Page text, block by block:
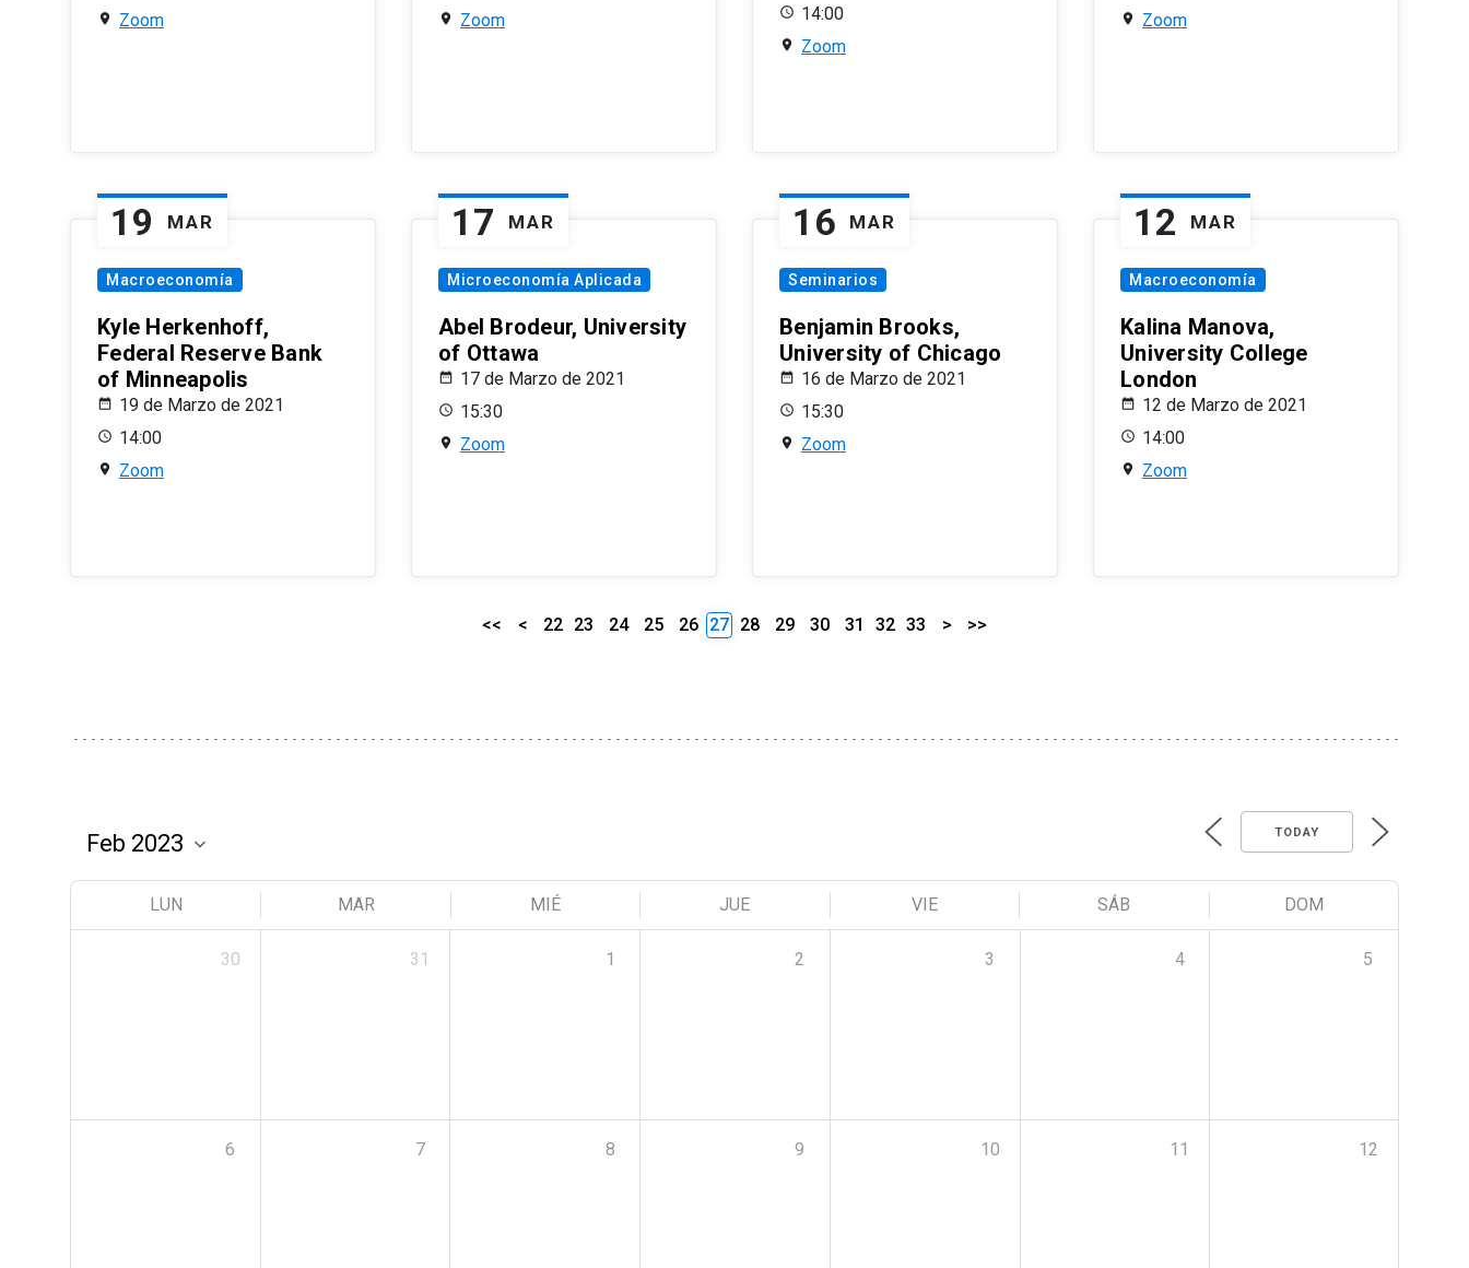
Zoom
Zoom
14:00
Zoom
Zoom
19 MAR
Macroeconomía
Kyle Herkenhoff,
Federal Reserve Bank
of Minneapolis
19 de Marzo de 2021
14:00
Zoom
17 MAR
Microeconomía Aplicada
Abel Brodeur, University
of Ottawa
17 de Marzo de 2021
15:30
Zoom
16 MAR
Seminarios
Benjamin Brooks,
University of Chicago
16 de Marzo de 2021
15:30
Zoom
12 MAR
Macroeconomía
Kalina Manova,
University College
London
12 de Marzo de 2021
14:00
Zoom
<< < 22 23 24 25 26 27 28 29 30 31 32 33 > >>
TODAY
LUN MAR MIÉ JUE VIE SÁB DOM
30 31 1 2 3 4 5
6 7 8 9 10 11 12